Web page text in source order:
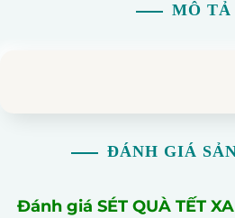
MÔ TẢ
ĐÁNH GIÁ
Đánh giá SÉT QUÀ TẾT